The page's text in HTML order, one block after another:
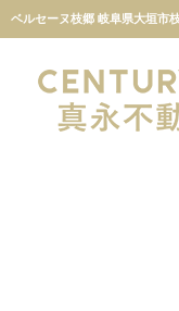
ベルセーヌ枝郷 岐阜県大垣市